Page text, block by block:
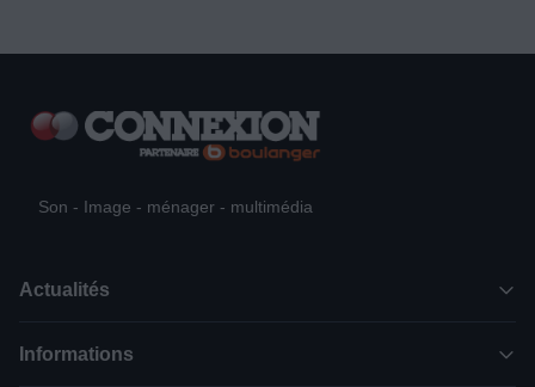
Son - Image - ménager - multimédia
Actualités
Informations